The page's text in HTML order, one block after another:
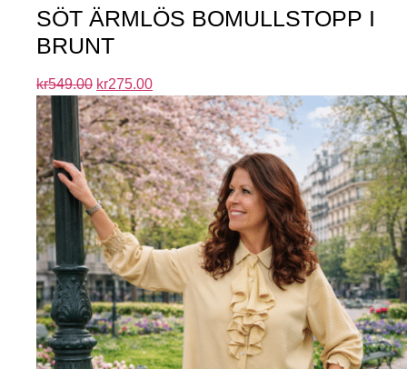
SÖT ÄRMLÖS BOMULLSTOPP I
BRUNT
kr549.00 kr275.00